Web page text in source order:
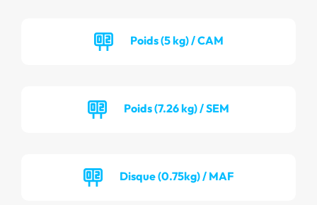
Poids (5 kg) / CAM
Poids (7.26 kg) / SEM
Disque (0.75kg) / MAF